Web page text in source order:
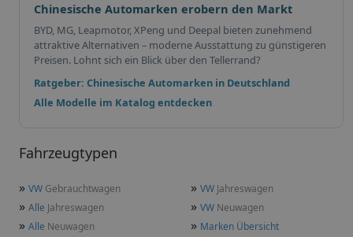
Chinesische Automarken erobern den Markt
BYD, MG, Leapmotor, XPeng und Deepal bieten zunehmend
attraktive Alternativen – moderne Ausstattung zu günstigeren
Preisen. Lohnt sich ein Blick über den Tellerrand?
Ratgeber: Chinesische Automarken in Deutschland
Alle Modelle im Katalog entdecken
Fahrzeugtypen
» VW Gebrauchtwagen » VW Jahreswagen
» Alle Jahreswagen » VW Neuwagen
» Alle Neuwagen » Marken Übersicht